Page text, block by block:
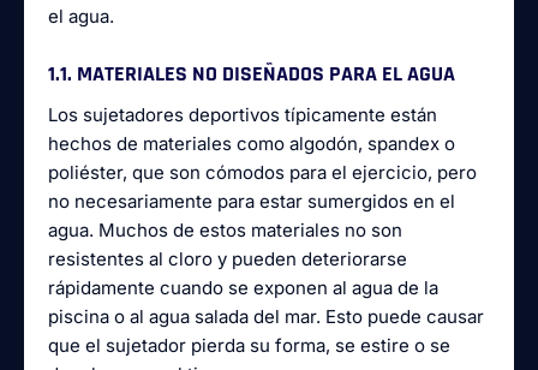
el agua.
1.1. MATERIALES NO DISEÑADOS PARA EL AGUA
Los sujetadores deportivos típicamente están
hechos de materiales como algodón, spandex o
poliéster, que son cómodos para el ejercicio, pero
no necesariamente para estar sumergidos en el
agua. Muchos de estos materiales no son
resistentes al cloro y pueden deteriorarse
rápidamente cuando se exponen al agua de la
piscina o al agua salada del mar. Esto puede causar
que el sujetador pierda su forma, se estire o se